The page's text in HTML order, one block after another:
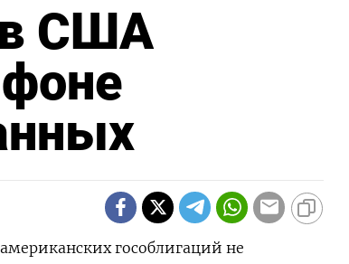
США
гособлигаций не